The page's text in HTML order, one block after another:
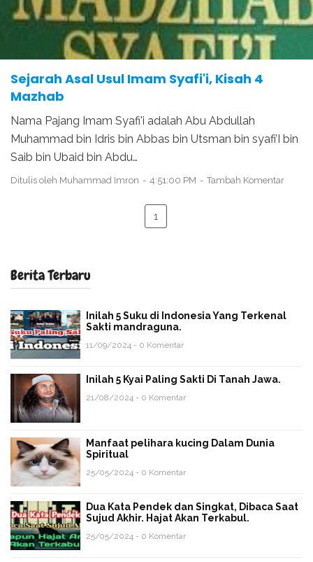
WAFATNYA IMAM SYAFI'I
Sejarah Asal Usul Imam Syafi'i, Kisah 4
Mazhab
Nama Pajang Imam Syafi'i adalah Abu Abdullah
Muhammad bin Idris bin Abbas bin Utsman bin syafi’I bin
Saib bin Ubaid bin Abdu…
Ditulis oleh Muhammad Imron 4:51:00 PM Tambah Komentar
1
Berita Terbaru
Inilah 5 Suku di Indonesia Yang Terkenal
Sakti mandraguna.
11/09/2024 - 0 Komentar
Inilah 5 Kyai Paling Sakti Di Tanah Jawa.
21/08/2024 - 0 Komentar
Manfaat pelihara kucing Dalam Dunia
Spiritual
25/05/2024 - 0 Komentar
Dua Kata Pendek dan Singkat, Dibaca Saat
Sujud Akhir. Hajat Akan Terkabul.
25/05/2024 - 0 Komentar